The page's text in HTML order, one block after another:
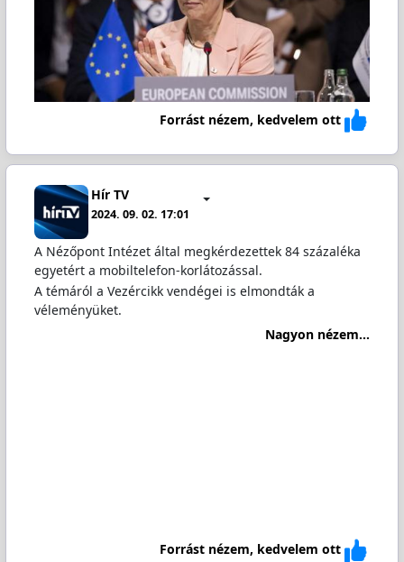
Forrást nézem, kedvelem ott
Hír TV
2024. 09. 02. 17:01
A Nézőpont Intézet által megkérdezettek 84 százaléka
egyetért a mobiltelefon-korlátozással.
A témáról a Vezércikk vendégei is elmondták a
véleményüket.
Nagyon nézem...
Forrást nézem, kedvelem ott